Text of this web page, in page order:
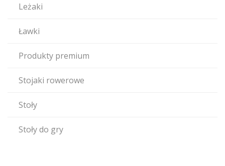
Leżaki
Ławki
Produkty premium
Stojaki rowerowe
Stoły
Stoły do gry